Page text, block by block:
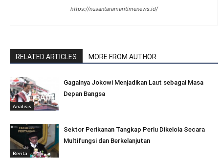
https://nusantaramaritimenews.id/
RELATED ARTICLES MORE FROM AUTHOR
Analisis
Gagalnya Jokowi Menjadikan Laut sebagai Masa
Depan Bangsa
Berita
Sektor Perikanan Tangkap Perlu Dikelola Secara
Multifungsi dan Berkelanjutan